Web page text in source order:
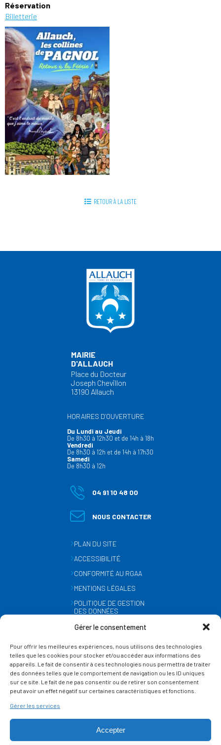
Gérer le consentement
Pour offrir les meilleures expériences, nous utilisons des technologies
telles que les cookies pour stocker et/ou accéder aux informations des
appareils. Le fait de consentir à ces technologies nous permettra de traiter
des données telles que le comportement de navigation ou les ID uniques
sur ce site. Le fait de ne pas consentir ou de retirer son consentement
peut avoir un effet négatif sur certaines caractéristiques et fonctions.
Gérer les services
Accepter
Réservation
Billetterie
RETOUR À LA LISTE
MAIRIE
D'ALLAUCH
Place du Docteur
Joseph Chevillon
13190 Allauch
HORAIRES D’OUVERTURE
Du Lundi au Jeudi
De 8h30 à 12h30 et de 14h à 18h
Vendredi
De 8h30 à 12h et de 14h à 17h30
Samedi
De 8h30 à 12h
04 91 10 48 00
NOUS CONTACTER
PLAN DU SITE
ACCESSIBILITÉ
CONFORMITÉ AU RGAA
MENTIONS LÉGALES
POLITIQUE DE GESTION
DES DONNÉES
GESTION DES COOKIES
SUIVEZ-NOUS
SUR LES RÉSEAUX